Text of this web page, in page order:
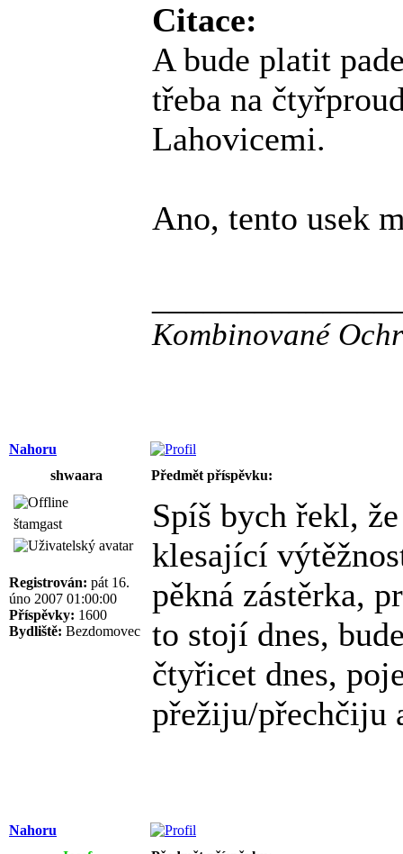
Citace:
A bude platit
třeba na
Lahovicemi.
Ano, tento usek
Kombinované
Nahoru
shwaara
Předmět příspěvku:
štamgast
Registrován: pát 16.
úno 2007 01:00:00
Příspěvky: 1600
Bydliště: Bezdomovec
Spíš bych řekl,
klesající
pěkná zástěrka,
to stojí dnes,
čtyřicet dnes,
přežiju/přechčiju
Nahoru